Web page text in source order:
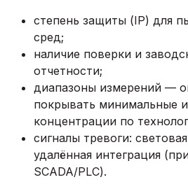
степень защиты (IP) для
сред;
наличие поверки и
отчетности;
диапазоны измерений —
покрывать минимальные
концентрации по
сигналы тревоги:
удалённая интеграция
SCADA/PLC).